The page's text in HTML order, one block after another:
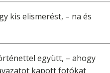
kis elismerést, – na és
együtt, – ahogy
kapott fotókat